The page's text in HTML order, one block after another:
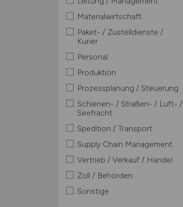
Materialwirtschaft
Paket- / Zustelldienste /
Kurier
Personal
Produktion
Prozessplanung / Steuerung
Schienen- / Straßen- / Luft- /
Seefracht
Spedition / Transport
Supply Chain Management
Vertrieb / Verkauf / Handel
Zoll / Behörden
Sonstige